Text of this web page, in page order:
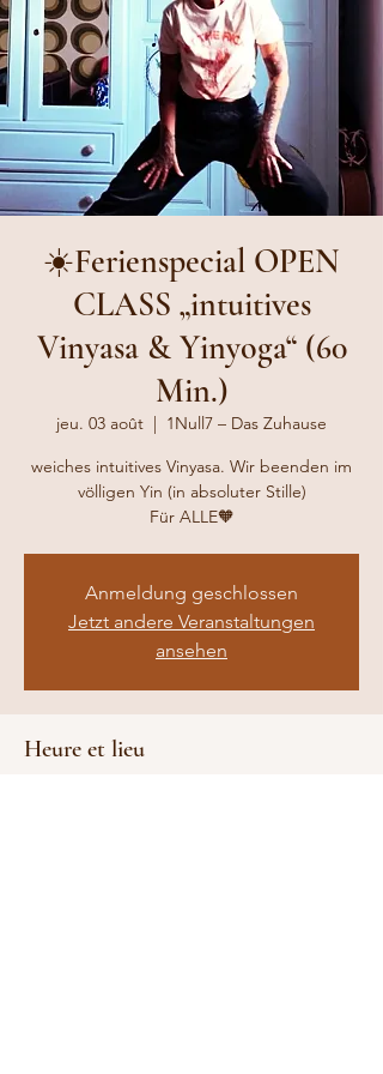
☀️Ferienspecial OPEN
CLASS „intuitives
Vinyasa & Yinyoga“ (60
Min.)
jeu. 03 août
  |
1Null7 – Das Zuhause
weiches intuitives Vinyasa. Wir beenden im
völligen Yin (in absoluter Stille)
Für ALLE🧡
Anmeldung geschlossen
Jetzt andere Veranstaltungen
ansehen
Heure et lieu